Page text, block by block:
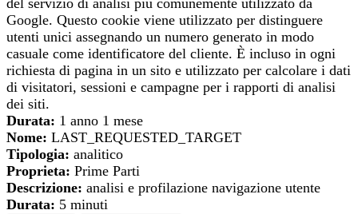
del servizio di analisi più comunemente utilizzato da
Google. Questo cookie viene utilizzato per distinguere
utenti unici assegnando un numero generato in modo
casuale come identificatore del cliente. È incluso in ogni
richiesta di pagina in un sito e utilizzato per calcolare i dati
di visitatori, sessioni e campagne per i rapporti di analisi
dei siti.
Durata: 1 anno 1 mese
Nome: LAST_REQUESTED_TARGET
Tipologia: analitico
Proprieta: Prime Parti
Descrizione: analisi e profilazione navigazione utente
Durata: 5 minuti